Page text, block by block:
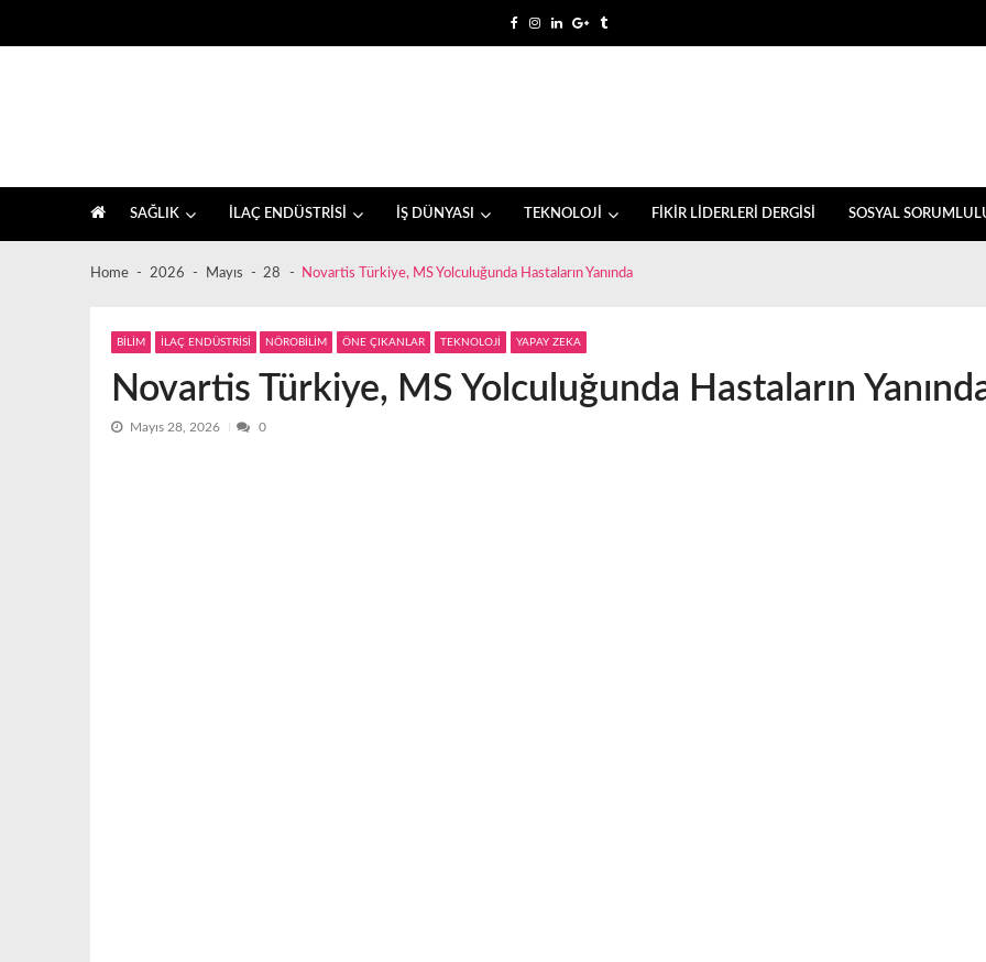
navigation
content
SAĞLIK İLAÇ ENDÜSTRİSİ İŞ DÜNYASI TEKNOLOJİ FİKİR LİDERLERİ DERGİSİ SOSYAL
Home 2026 Mayıs 28 Novartis Türkiye, MS Yolculuğunda Hastaların Yanında
BİLİM İLAÇ ENDÜSTRİSİ NÖROBİLİM ÖNE ÇIKANLAR TEKNOLOJİ YAPAY ZEKA
Novartis Türkiye, MS Yolculuğunda Hastaların
Mayıs 28, 2026 0